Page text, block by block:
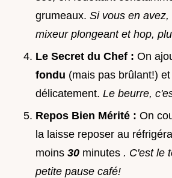
grumeaux. Si vous en
mixeur plongeant et hop,
Le Secret du Chef : On
fondu (mais pas brûlant!)
délicatement. Le beurre,
Repos Bien Mérité : On
la laisse reposer au
moins 30 minutes . C'est le
petite pause café!